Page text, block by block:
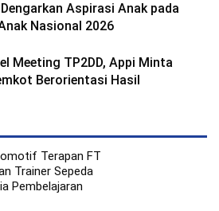
Aspirasi Anak pada
Nasional 2026
Meeting TP2DD, Appi Minta
Berorientasi Hasil
Terapan FT
Trainer Sepeda
Pembelajaran